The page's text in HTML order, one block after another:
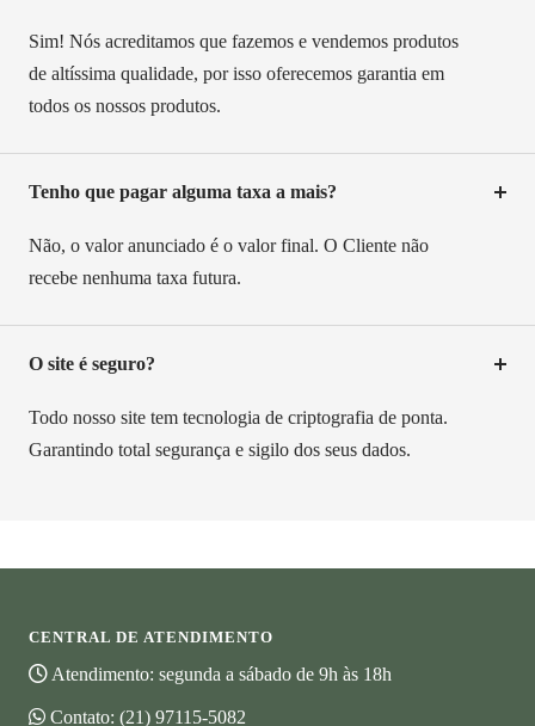
Sim! Nós acreditamos que fazemos e vendemos produtos
de altíssima qualidade, por isso oferecemos garantia em
todos os nossos produtos.
Tenho que pagar alguma taxa a mais?
Não, o valor anunciado é o valor final. O Cliente não
recebe nenhuma taxa futura.
O site é seguro?
Todo nosso site tem tecnologia de criptografia de ponta.
Garantindo total segurança e sigilo dos seus dados.
CENTRAL DE ATENDIMENTO
Atendimento: segunda a sábado de 9h às 18h
Contato: (21) 97115-5082